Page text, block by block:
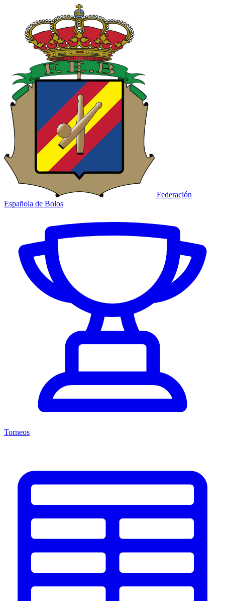
Federación
Española de Bolos
Torneos